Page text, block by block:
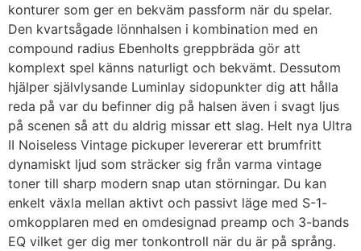
konturer som ger en bekväm passform när du spelar.
Den kvartsågade lönnhalsen i kombination med en
compound radius Ebenholts greppbräda gör att
komplext spel känns naturligt och bekvämt. Dessutom
hjälper självlysande Luminlay sidopunkter dig att hålla
reda på var du befinner dig på halsen även i svagt ljus
på scenen så att du aldrig missar ett slag. Helt nya Ultra
II Noiseless Vintage pickuper levererar ett brumfritt
dynamiskt ljud som sträcker sig från varma vintage
toner till sharp modern snap utan störningar. Du kan
enkelt växla mellan aktivt och passivt läge med S-1-
omkopplaren med en omdesignad preamp och 3-bands
EQ vilket ger dig mer tonkontroll när du är på språng.